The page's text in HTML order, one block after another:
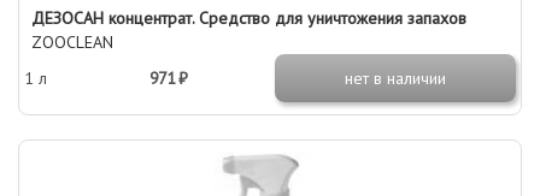
ДЕЗОСАН концентрат. Средство для уничтожения запахов
ZOOCLEAN
1 л
971 ₽ нет в наличии